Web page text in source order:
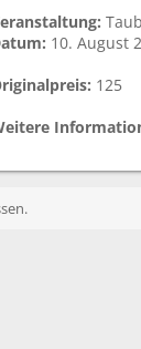
10. August
125